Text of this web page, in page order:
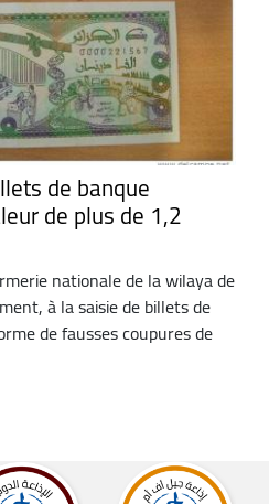
de banque
de plus de 1,2
nationale de la wilaya de
à la saisie de billets de
de fausses coupures de